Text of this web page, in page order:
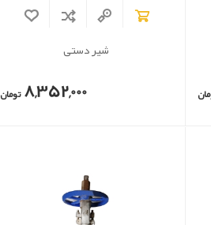
شیر دستی
8,352,000 تومان